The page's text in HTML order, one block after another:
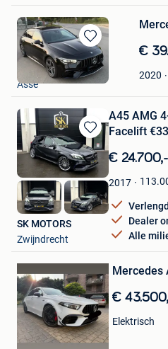
Bewaren
in
Mijn
Favorieten
€
2020
Carlogics
Asse
Bewaren
in
Mijn
Favorieten
A45 AMG
Facelift
€ 24.700,-
2017
Dealer
Alle
SK MOTORS
Zwijndrecht
Mijn
Favorieten
Mercedes
€
Elektrisch
denis